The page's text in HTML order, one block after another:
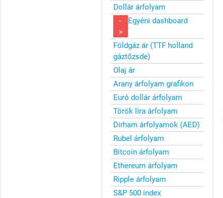
Dollár árfolyam
-
>
Egyéni dashboard
Földgáz ár (TTF holland
gáztőzsde)
Olaj ár
Arany árfolyam grafikon
Euró dollár árfolyam
Török líra árfolyam
Dirham árfolyamok (AED)
Rubel árfolyam
Bitcoin árfolyam
Ethereum árfolyam
Ripple árfolyam
S&P 500 index